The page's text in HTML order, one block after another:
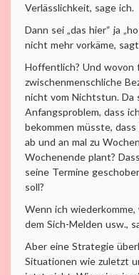
Verlässlichkeit, sage ich.
Dann sei „das hier“ ja
nicht mehr vorkäme,
Hoffentlich? Und wovon
zwischenmenschliche
nicht vom Nichtstun. Da
Anfangsproblem, dass
bekommen müsste,
ab und an mal zu
Wochenende plant?
seine Termine
soll?
Wenn ich
dem Sich-Melden usw.,
Aber eine Strategie
Situationen wie zuletzt